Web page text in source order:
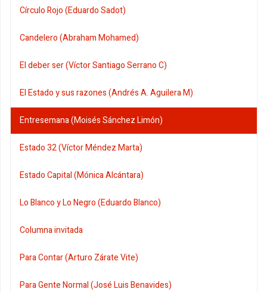
Círculo Rojo (Eduardo Sadot)
Candelero (Abraham Mohamed)
El deber ser (Víctor Santiago Serrano C)
El Estado y sus razones (Andrés A. Aguilera M)
Entresemana (Moisés Sánchez Limón)
Estado 32 (Víctor Méndez Marta)
Estado Capital (Mónica Alcántara)
Lo Blanco y Lo Negro (Eduardo Blanco)
Columna invitada
Para Contar (Arturo Zárate Vite)
Para Gente Normal (José Luis Benavides)